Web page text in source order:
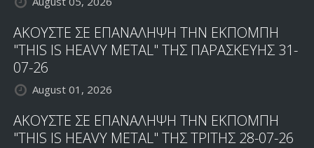
ΑΚΟΥΣΤΕ ΣΕ ΕΠΑΝΑΛΗΨΗ ΤΗΝ ΕΚΠΟΜΠΗ
"THIS IS HEAVY METAL" ΤΗΣ ΠΑΡΑΣΚΕΥΗΣ 31-
07-26
August 01, 2026
ΑΚΟΥΣΤΕ ΣΕ ΕΠΑΝΑΛΗΨΗ ΤΗΝ ΕΚΠΟΜΠΗ
"THIS IS HEAVY METAL" ΤΗΣ ΤΡΙΤΗΣ 28-07-26